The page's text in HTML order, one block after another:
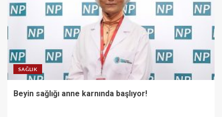
SAĞLIK
Beyin sağlığı anne karnında başlıyor!